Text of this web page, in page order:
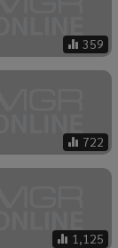
359
722
1,125